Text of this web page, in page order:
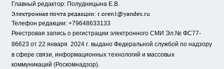
Главный редактор: Полудницына Е.В.
Электронная почта редакции: r.oren1@yandex.ru
Телефон редакции: +79648633133
Реестровая запись о регистрации электронного СМИ Эл.№ ФС77-
86623 от 22 января 2024 г. выдано Федеральной службой по надзору
в сфере связи, информационных технологий и массовых
коммуникаций (Роскомнадзор).